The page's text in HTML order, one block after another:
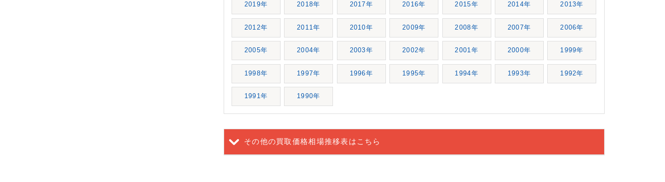
2019年 2018年 2017年 2016年 2015年 2014年 2013年
2012年 2011年 2010年 2009年 2008年 2007年 2006年
2005年 2004年 2003年 2002年 2001年 2000年 1999年
1998年 1997年 1996年 1995年 1994年 1993年 1992年
1991年 1990年
その他の買取価格相場推移表はこちら